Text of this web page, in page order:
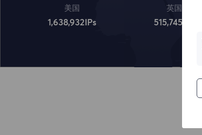
美国
1,638,932 IPs
英国
515,745